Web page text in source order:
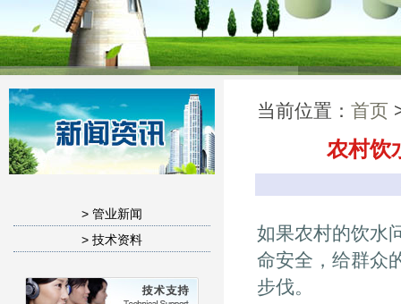
> 管业新闻
> 技术资料
当前位置： 首页
农村饮
如果农村的饮水
命安全，给群众
步伐。